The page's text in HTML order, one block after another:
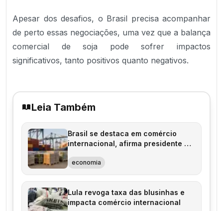
Apesar dos desafios, o Brasil precisa acompanhar
de perto essas negociações, uma vez que a balança
comercial de soja pode sofrer impactos
significativos, tanto positivos quanto negativos.
Leia Também
Brasil se destaca em comércio
internacional, afirma presidente da
economia
Lula revoga taxa das blusinhas e
impacta comércio internacional